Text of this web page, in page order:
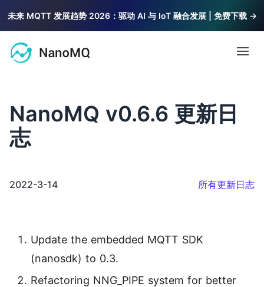
未来 MQTT 发展趋势 2026：驱动 AI 与 IoT 融合发展 | 免费下载 →
MQTT
公共 MQTT 服务器
支持 TLS/SSL 的免费公共 MQTT 5.0 服务器
社区
访问 NanoMQ 问答社区获取帮助
活动
获取免费的技术活动信息
联系我们
NanoMQ v0.6.6 更新日
志
2022-3-14 所有更新日志
Update the embedded MQTT SDK
(nanosdk) to 0.3.
Refactoring NNG_PIPE system for better